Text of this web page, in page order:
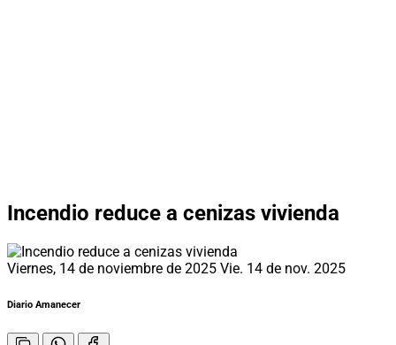
Incendio reduce a cenizas vivienda
Viernes, 14 de noviembre de 2025 Vie. 14 de nov. 2025
Diario Amanecer